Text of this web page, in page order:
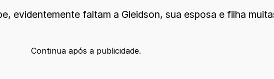
evidentemente faltam a Gleidson, sua esposa e filha
Continua após a publicidade.